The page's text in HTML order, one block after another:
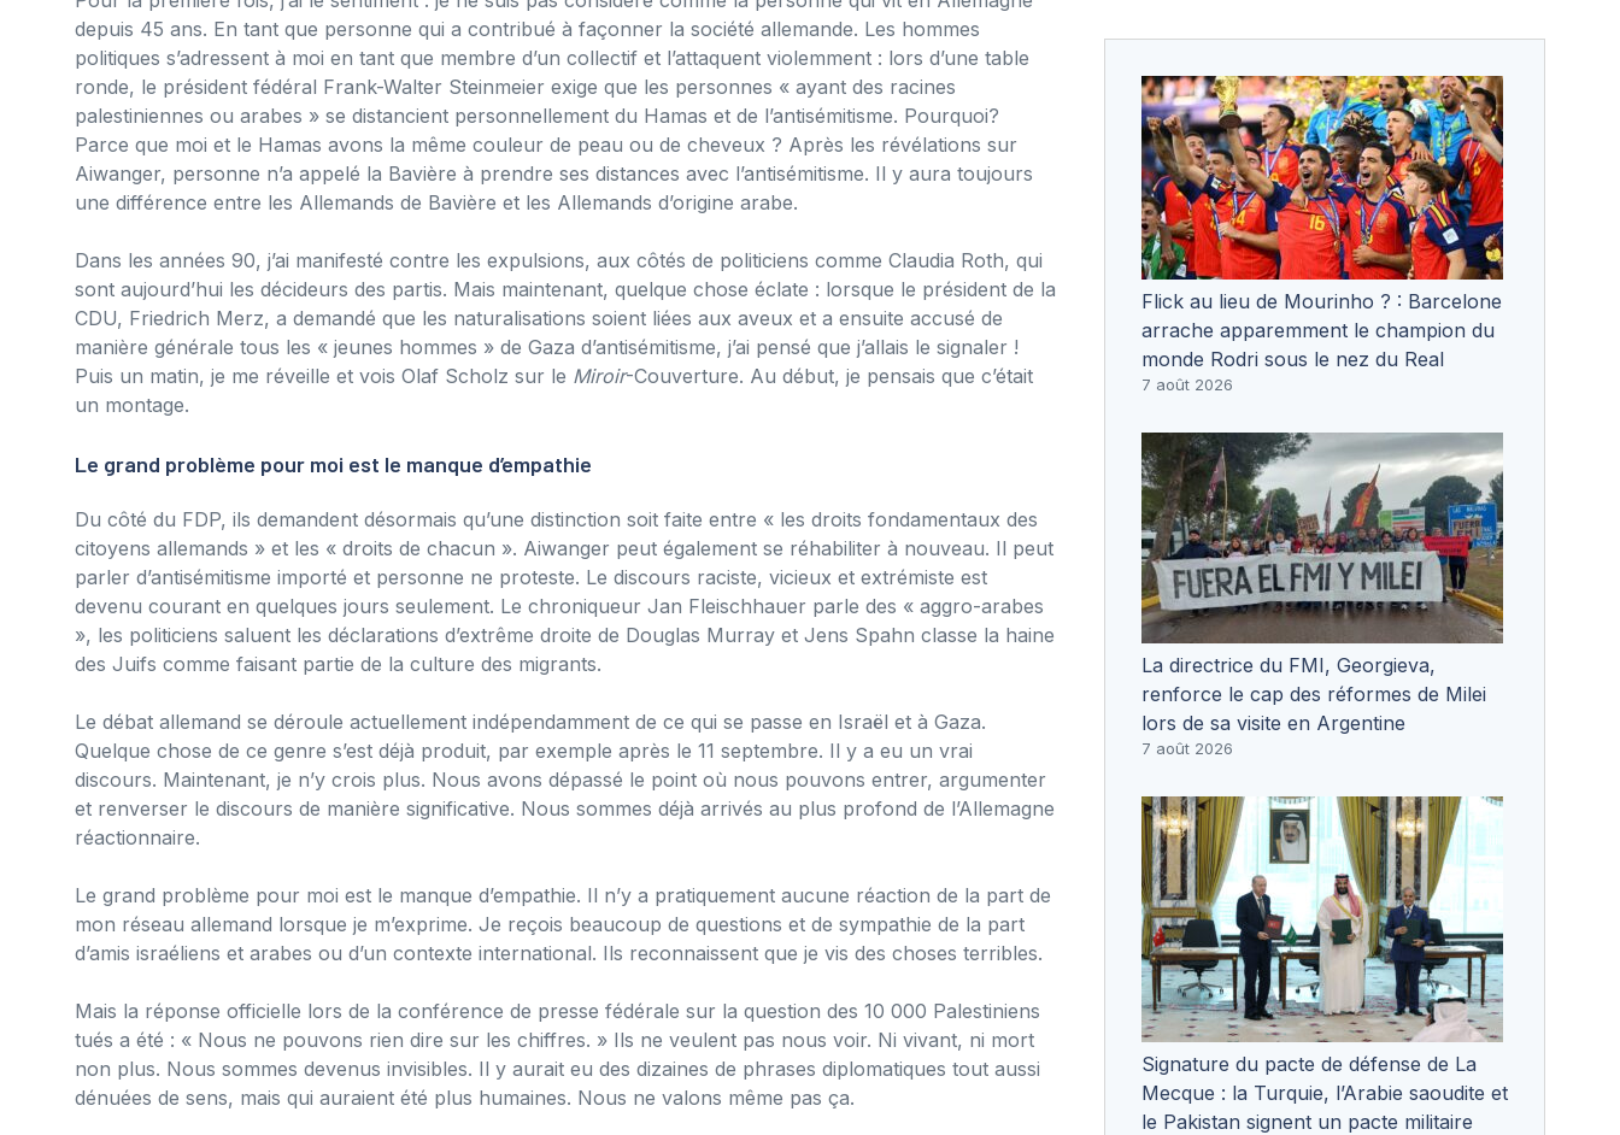
depuis 45 ans. En tant que personne qui a contribué à façonner la société allemande. Les hommes
politiques s’adressent à moi en tant que membre d’un collectif et l’attaquent violemment : lors d’une table
ronde, le président fédéral Frank-Walter Steinmeier exige que les personnes « ayant des racines
palestiniennes ou arabes » se distancient personnellement du Hamas et de l’antisémitisme. Pourquoi?
Parce que moi et le Hamas avons la même couleur de peau ou de cheveux ? Après les révélations sur
Aiwanger, personne n’a appelé la Bavière à prendre ses distances avec l’antisémitisme. Il y aura toujours
une différence entre les Allemands de Bavière et les Allemands d’origine arabe.
Dans les années 90, j’ai manifesté contre les expulsions, aux côtés de politiciens comme Claudia Roth, qui
sont aujourd’hui les décideurs des partis. Mais maintenant, quelque chose éclate : lorsque le président de la
CDU, Friedrich Merz, a demandé que les naturalisations soient liées aux aveux et a ensuite accusé de
manière générale tous les « jeunes hommes » de Gaza d’antisémitisme, j’ai pensé que j’allais le signaler !
Puis un matin, je me réveille et vois Olaf Scholz sur le Miroir-Couverture. Au début, je pensais que c’était
un montage.
Le grand problème pour moi est le manque d’empathie
Du côté du FDP, ils demandent désormais qu’une distinction soit faite entre « les droits fondamentaux des
citoyens allemands » et les « droits de chacun ». Aiwanger peut également se réhabiliter à nouveau. Il peut
parler d’antisémitisme importé et personne ne proteste. Le discours raciste, vicieux et extrémiste est
devenu courant en quelques jours seulement. Le chroniqueur Jan Fleischhauer parle des « aggro-arabes
», les politiciens saluent les déclarations d’extrême droite de Douglas Murray et Jens Spahn classe la haine
des Juifs comme faisant partie de la culture des migrants.
Le débat allemand se déroule actuellement indépendamment de ce qui se passe en Israël et à Gaza.
Quelque chose de ce genre s’est déjà produit, par exemple après le 11 septembre. Il y a eu un vrai
discours. Maintenant, je n’y crois plus. Nous avons dépassé le point où nous pouvons entrer, argumenter
et renverser le discours de manière significative. Nous sommes déjà arrivés au plus profond de l’Allemagne
réactionnaire.
Le grand problème pour moi est le manque d’empathie. Il n’y a pratiquement aucune réaction de la part de
mon réseau allemand lorsque je m’exprime. Je reçois beaucoup de questions et de sympathie de la part
d’amis israéliens et arabes ou d’un contexte international. Ils reconnaissent que je vis des choses terribles.
Mais la réponse officielle lors de la conférence de presse fédérale sur la question des 10 000 Palestiniens
tués a été : « Nous ne pouvons rien dire sur les chiffres. » Ils ne veulent pas nous voir. Ni vivant, ni mort
non plus. Nous sommes devenus invisibles. Il y aurait eu des dizaines de phrases diplomatiques tout aussi
dénuées de sens, mais qui auraient été plus humaines. Nous ne valons même pas ça.
Flick au lieu de Mourinho ? : Barcelone
arrache apparemment le champion du
monde Rodri sous le nez du Real
7 août 2026
La directrice du FMI, Georgieva,
renforce le cap des réformes de Milei
lors de sa visite en Argentine
7 août 2026
Signature du pacte de défense de La
Mecque : la Turquie, l’Arabie saoudite et
le Pakistan signent un pacte militaire